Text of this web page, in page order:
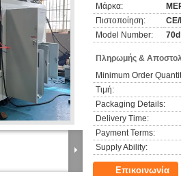
Μάρκα:
Πιστοποίηση:
Model Number:
70d
Πληρωμής &
Minimum Order
Τιμή:
Packaging Details:
Delivery Time:
Payment Terms:
Supply Ability:
Επικοινωνία